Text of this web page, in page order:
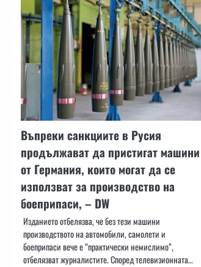
Въпреки санкциите в Русия
продължават да пристигат машини
от Германия, които могат да се
използват за производство на
боеприпаси, – DW
Изданието отбелязва, че без тези машини
производството на автомобили, самолети и
боеприпаси вече е “практически немислимо”,
отбелязват журналистите. Според телевизионната…